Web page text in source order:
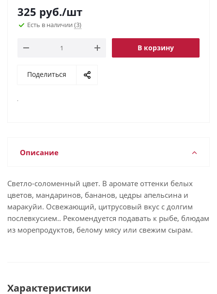
325 руб./шт
Есть в наличии (3)
В корзину
Поделиться
.
Описание
Светло-соломенный цвет. В аромате оттенки белых
цветов, мандаринов, бананов, цедры апельсина и
маракуйи. Освежающий, цитрусовый вкус с долгим
послевкусием.. Рекомендуется подавать к рыбе, блюдам
из морепродуктов, белому мясу или свежим сырам.
Характеристики